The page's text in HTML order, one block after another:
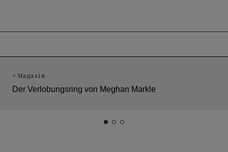
# Magazin
Der Verlobungsring von Meghan Markle